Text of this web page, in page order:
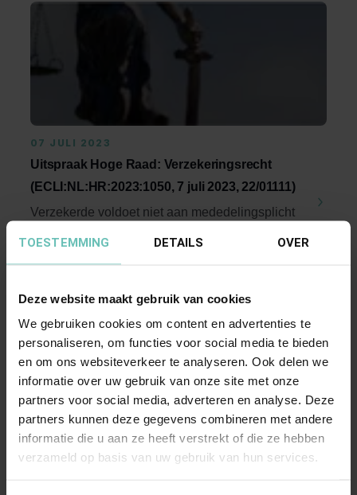
TOESTEMMING DETAILS OVER
Deze website maakt gebruik van cookies
We gebruiken cookies om content en advertenties te
personaliseren, om functies voor social media te bieden
en om ons websiteverkeer te analyseren. Ook delen we
informatie over uw gebruik van onze site met onze
partners voor social media, adverteren en analyse. Deze
partners kunnen deze gegevens combineren met andere
informatie die u aan ze heeft verstrekt of die ze hebben
verzameld op basis van uw gebruik van hun services.
07 JULI 2023
Uitspraak Hoge Raad: Verzekeringsrecht
(ECLI:NL:HR:2023:1050, 7 juli 2023, 22/01111)
Verzekerde voldoet niet aan mededelingsplicht
12 APRIL 2024
Uitspraak Hoge Raad: Procesrecht